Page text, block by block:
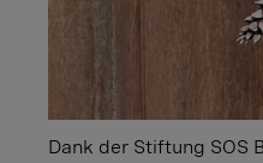
Dank der Stiftung SOS